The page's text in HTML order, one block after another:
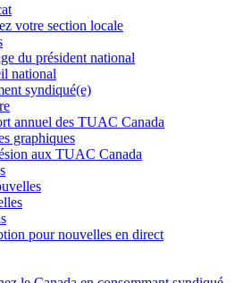
votre section locale
du président national
national
syndiqué(e)
annuel des TUAC Canada
graphiques
aux TUAC Canada
pour nouvelles en direct